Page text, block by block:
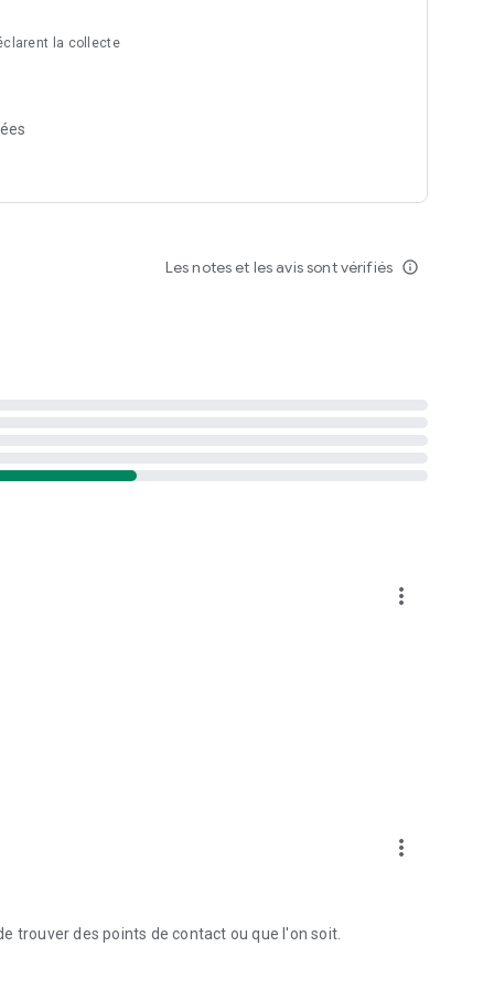
la collecte
Les notes et les avis sont vérifiés info_outline
more_vert
more_vert
trouver des points de contact ou que l'on soit.